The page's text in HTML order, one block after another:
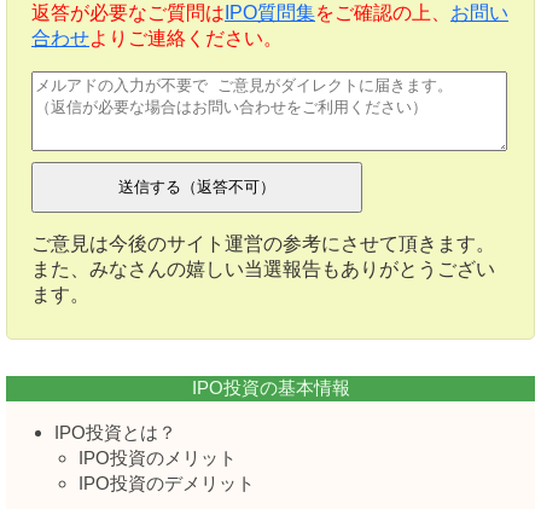
返答が必要なご質問は IPO質問集をご確認の上、 お問い
合わせよりご連絡ください。
ご意見は今後のサイト運営の参考にさせて頂きます。
また、みなさんの嬉しい当選報告もありがとうござい
ます。
IPO投資の基本情報
IPO投資とは？
IPO投資のメリット
IPO投資のデメリット